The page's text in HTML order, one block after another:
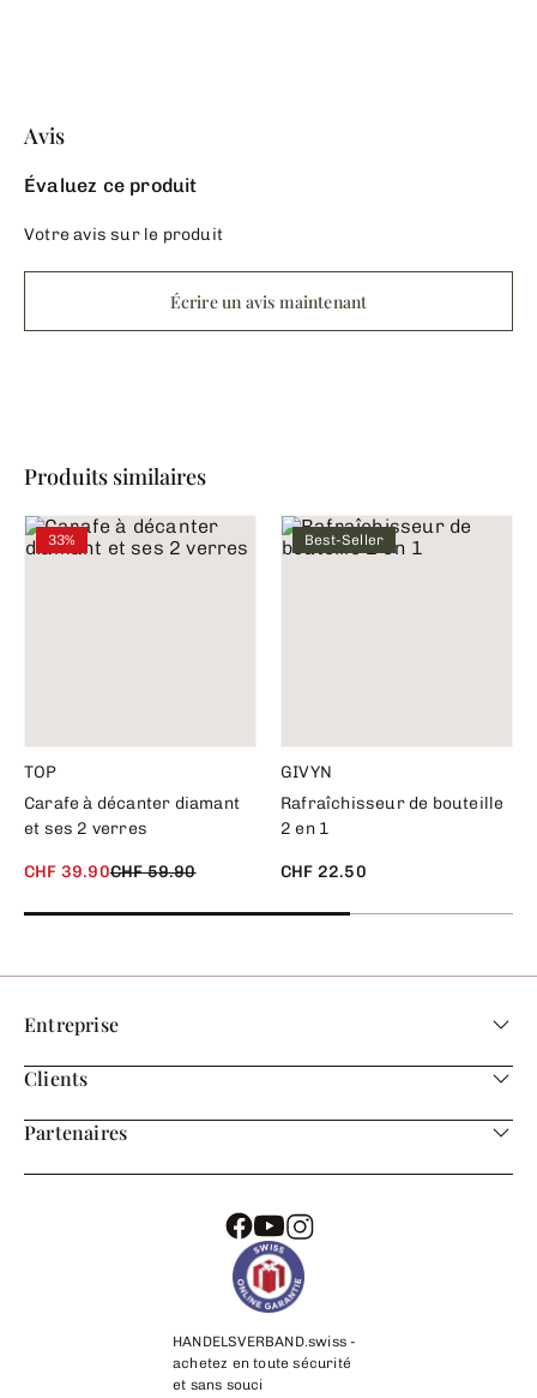
Avis
Évaluez ce produit
Votre avis sur le produit
Écrire un avis maintenant
Produits similaires
33%
TOP
Carafe à décanter diamant
et ses 2 verres
CHF 39.90CHF 59.90
Best-Seller
GIVYN
Rafraîchisseur de bouteille
2 en 1
CHF 22.50
Entreprise
Clients
Partenaires
HANDELSVERBAND.swiss -
achetez en toute sécurité
et sans souci